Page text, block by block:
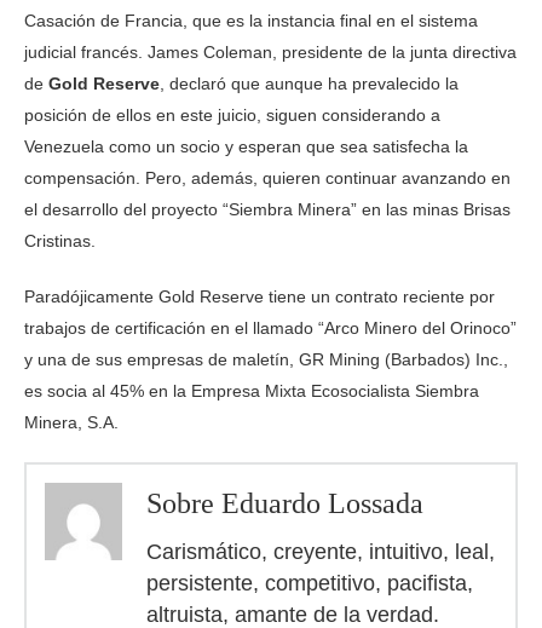
Casación de Francia, que es la instancia final en el sistema
judicial francés. James Coleman, presidente de la junta directiva
de Gold Reserve , declaró que aunque ha prevalecido la
posición de ellos en este juicio, siguen considerando a
Venezuela como un socio y esperan que sea satisfecha la
compensación. Pero, además, quieren continuar avanzando en
el desarrollo del proyecto “Siembra Minera” en las minas Brisas
Cristinas.
Paradójicamente Gold Reserve tiene un contrato reciente por
trabajos de certificación en el llamado “Arco Minero del Orinoco”
y una de sus empresas de maletín, GR Mining (Barbados) Inc.,
es socia al 45% en la Empresa Mixta Ecosocialista Siembra
Minera, S.A.
Sobre Eduardo Lossada
Carismático, creyente, intuitivo, leal,
persistente, competitivo, pacifista,
altruista, amante de la verdad.